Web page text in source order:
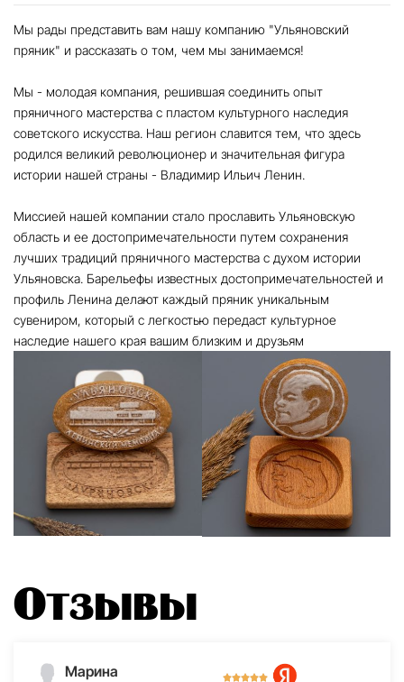
Мы рады представить вам нашу компанию "Ульяновский
пряник" и рассказать о том, чем мы занимаемся!
Мы - молодая компания, решившая соединить опыт
пряничного мастерства с пластом культурного наследия
советского искусства. Наш регион славится тем, что здесь
родился великий революционер и значительная фигура
истории нашей страны - Владимир Ильич Ленин.
Миссией нашей компании стало прославить Ульяновскую
область и ее достопримечательности путем сохранения
лучших традиций пряничного мастерства с духом истории
Ульяновска. Барельефы известных достопримечательностей и
профиль Ленина делают каждый пряник уникальным
сувениром, который с легкостью передаст культурное
наследие нашего края вашим близким и друзьям
Отзывы
Марина